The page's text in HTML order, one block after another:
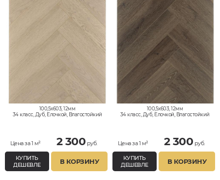
100,5x603, 12мм
34 класс, Дуб, Елочкой, Влагостойкий
Цена за 1 м² 2 300 руб.
КУПИТЬ
ДЕШЕВЛЕ
В КОРЗИНУ
100,5x603, 12мм
34 класс, Дуб, Елочкой, Влагостойкий
Цена за 1 м² 2 300 руб.
КУПИТЬ
ДЕШЕВЛЕ
В КОРЗИНУ